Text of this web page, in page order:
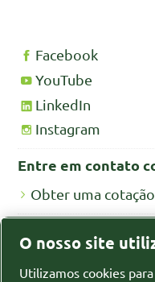
Facebook
YouTube
LinkedIn
Instagram
Entre em contato
Obter uma cotação
O nosso site
Utilizamos cookies